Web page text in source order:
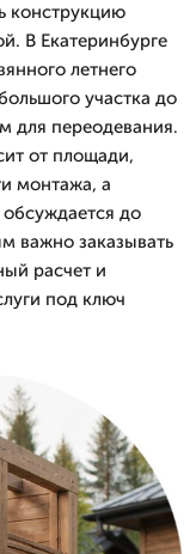
конструкцию
В Екатеринбурге
летнего
участка до
для переодевания.
от площади,
монтажа, а
до
важно заказывать
расчет и
под ключ